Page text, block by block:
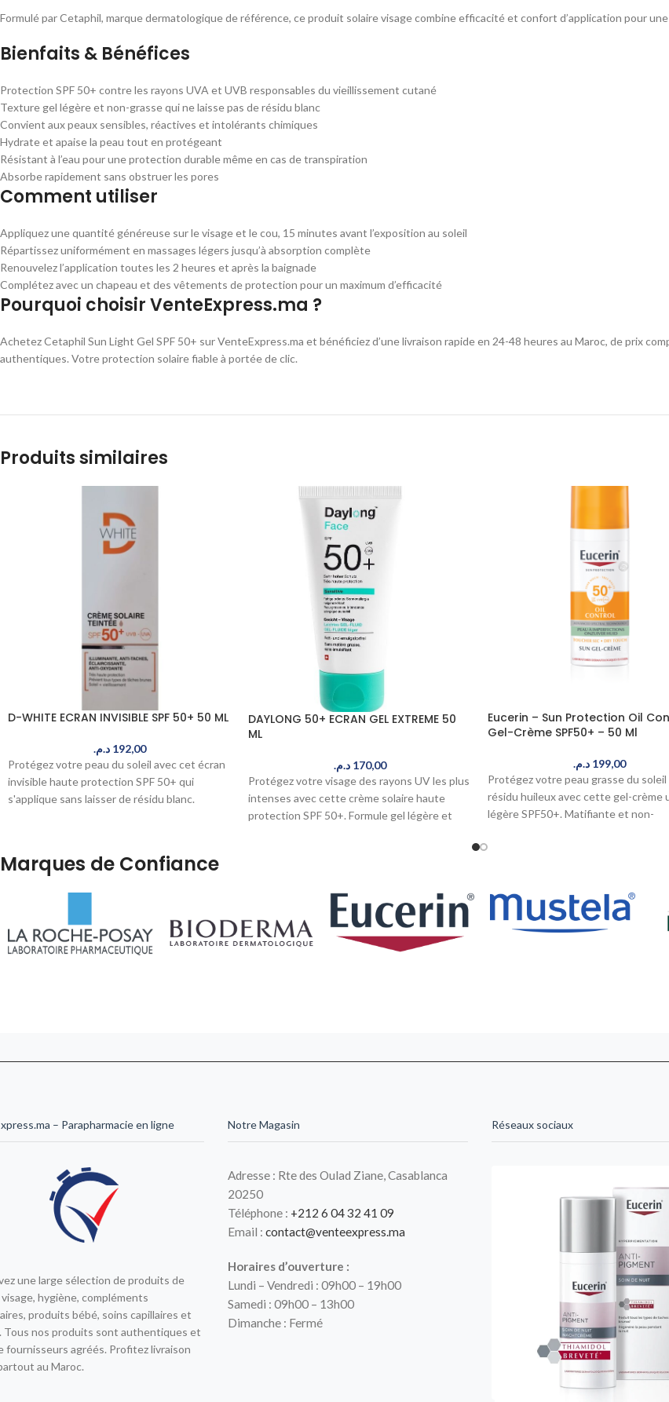
Formulé par Cetaphil, marque dermatologique de référence, ce produit solaire visage combine efficacité et confort d’application pour
Bienfaits & Bénéfices
Protection SPF 50+ contre les rayons UVA et UVB responsables du vieillissement cutané
Texture gel légère et non-grasse qui ne laisse pas de résidu blanc
Convient aux peaux sensibles, réactives et intolérants chimiques
Hydrate et apaise la peau tout en protégeant
Résistant à l’eau pour une protection durable même en cas de transpiration
Absorbe rapidement sans obstruer les pores
Comment utiliser
Appliquez une quantité généreuse sur le visage et le cou, 15 minutes avant l’exposition au soleil
Répartissez uniformément en massages légers jusqu’à absorption complète
Renouvelez l’application toutes les 2 heures et après la baignade
Complétez avec un chapeau et des vêtements de protection pour un maximum d’efficacité
Pourquoi choisir VenteExpress.ma ?
Achetez Cetaphil Sun Light Gel SPF 50+ sur VenteExpress.ma et bénéficiez d’une livraison rapide en 24-48 heures au Maroc, de prix
authentiques. Votre protection solaire fiable à portée de clic.
Produits similaires
D-WHITE ECRAN INVISIBLE SPF 50+ 50 ML
192,00 د.م.
Protégez votre peau du soleil avec cet écran
invisible haute protection SPF 50+ qui
s'applique sans laisser de résidu blanc.
DAYLONG 50+ ECRAN GEL EXTREME 50
ML
170,00 د.م.
Protégez votre visage des rayons UV les plus
intenses avec cette crème solaire haute
protection SPF 50+. Formule gel légère et
Eucerin – Sun Protection Oil
Gel-Crème SPF50+ – 50 Ml
199,00 د.م.
Protégez votre peau grasse du soleil
résidu huileux avec cette gel-crème
légère SPF50+. Matifiante et non-
Marques de Confiance
– Parapharmacie en ligne
une large sélection de produits de
hygiène, compléments
produits bébé, soins capillaires et
Tous nos produits sont authentiques et
fournisseurs agréés. Profitez livraison
au Maroc.
Notre Magasin
Adresse : Rte des Oulad Ziane, Casablanca
20250
Téléphone : +212 6 04 32 41 09
Email : contact@venteexpress.ma
Horaires d’ouverture :
Lundi – Vendredi : 09h00 – 19h00
Samedi : 09h00 – 13h00
Dimanche : Fermé
Réseaux sociaux